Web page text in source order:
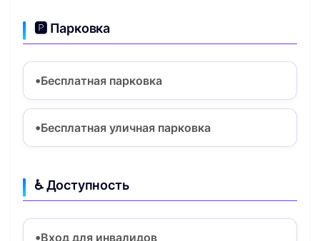
🅿️ Парковка
Бесплатная парковка
Бесплатная уличная парковка
♿ Доступность
Вход для инвалидов